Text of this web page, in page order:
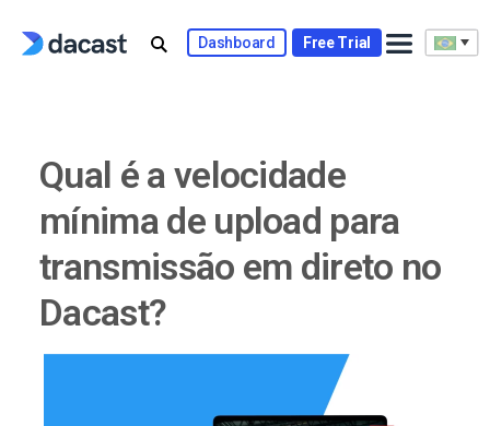
Dashboard Free Trial
Qual é a velocidade
mínima de upload para
transmissão em direto no
Dacast?